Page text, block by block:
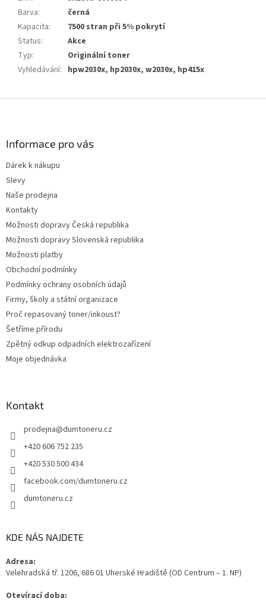
Barva:
černá
Kapacita:
7500 stran při 5% pokrytí
Status:
Akce
Typ:
Originální toner
Vyhledávání: hpw2030x, hp2030x, w2030x, hp415x
Informace pro vás
Dárek k nákupu
Slevy
Naše prodejna
Kontakty
Možnosti dopravy Česká republika
Možnosti dopravy Slovenská republika
Možnosti platby
Obchodní podmínky
Podmínky ochrany osobních údajů
Firmy, školy a státní organizace
Proč repasovaný toner/inkoust?
Šetříme přírodu
Zpětný odkup odpadních elektrozařízení
Moje objednávka
Kontakt
prodejna@dumtoneru.cz
+420 606 752 235
+420 530 500 434
facebook.com/dumtoneru.cz
dumtoneru.cz
KDE NÁS NAJDETE
Adresa:
Velehradská tř. 1206, 686 01 Uherské Hradiště (OD Centrum – 1. NP)
Otevírací doba: